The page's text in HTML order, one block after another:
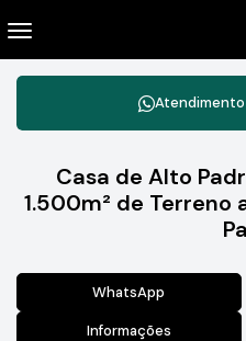
Casa de Alto
1.500m² de Terreno
WhatsApp
Informações